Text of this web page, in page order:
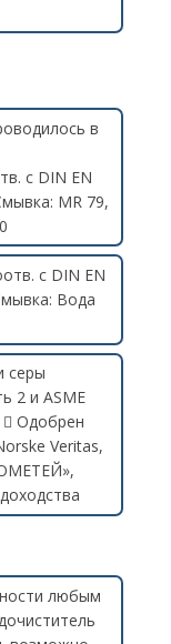
в
с DIN EN
MR 79,
с DIN EN
Вода
серы
2 и ASME
 Одобрен
Veritas,
любым